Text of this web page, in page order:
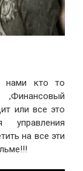
нами кто то
или все это
на все эти